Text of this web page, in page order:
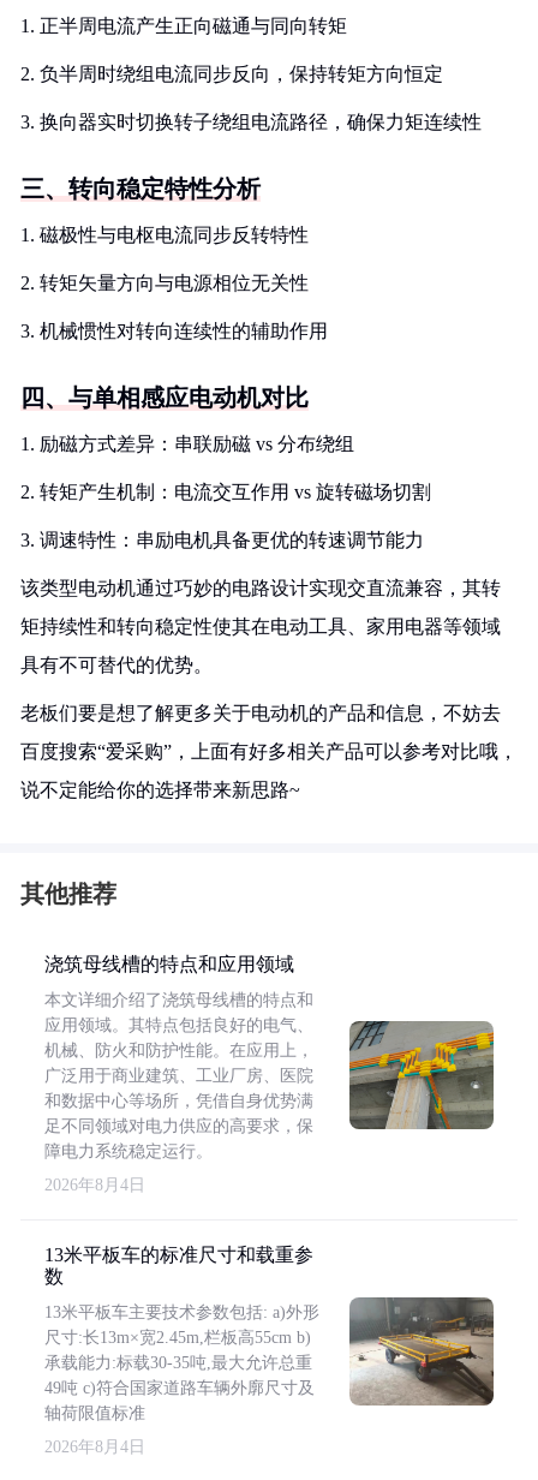
1. 正半周电流产生正向磁通与同向转矩
2. 负半周时绕组电流同步反向，保持转矩方向恒定
3. 换向器实时切换转子绕组电流路径，确保力矩连续性
三、转向稳定特性分析
1. 磁极性与电枢电流同步反转特性
2. 转矩矢量方向与电源相位无关性
3. 机械惯性对转向连续性的辅助作用
四、与单相感应电动机对比
1. 励磁方式差异：串联励磁 vs 分布绕组
2. 转矩产生机制：电流交互作用 vs 旋转磁场切割
3. 调速特性：串励电机具备更优的转速调节能力
该类型电动机通过巧妙的电路设计实现交直流兼容，其转
矩持续性和转向稳定性使其在电动工具、家用电器等领域
具有不可替代的优势。
老板们要是想了解更多关于电动机的产品和信息，不妨去
百度搜索“爱采购”，上面有好多相关产品可以参考对比哦，
说不定能给你的选择带来新思路~
其他推荐
浇筑母线槽的特点和应用领域
本文详细介绍了浇筑母线槽的特点和
应用领域。其特点包括良好的电气、
机械、防火和防护性能。在应用上，
广泛用于商业建筑、工业厂房、医院
和数据中心等场所，凭借自身优势满
足不同领域对电力供应的高要求，保
障电力系统稳定运行。
2026年8月4日
13米平板车的标准尺寸和载重参
数
13米平板车主要技术参数包括: a)外形
尺寸:长13m×宽2.45m,栏板高55cm b)
承载能力:标载30-35吨,最大允许总重
49吨 c)符合国家道路车辆外廓尺寸及
轴荷限值标准
2026年8月4日